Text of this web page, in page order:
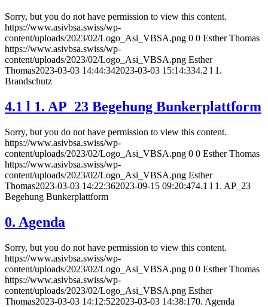
Sorry, but you do not have permission to view this content.
https://www.asivbsa.swiss/wp-
content/uploads/2023/02/Logo_Asi_VBSA.png 0 0 Esther Thomas
https://www.asivbsa.swiss/wp-
content/uploads/2023/02/Logo_Asi_VBSA.png Esther
Thomas2023-03-03 14:44:342023-03-03 15:14:334.2 l 1.
Brandschutz
4.1 l 1. AP_23 Begehung Bunkerplattform
Sorry, but you do not have permission to view this content.
https://www.asivbsa.swiss/wp-
content/uploads/2023/02/Logo_Asi_VBSA.png 0 0 Esther Thomas
https://www.asivbsa.swiss/wp-
content/uploads/2023/02/Logo_Asi_VBSA.png Esther
Thomas2023-03-03 14:22:362023-09-15 09:20:474.1 l 1. AP_23
Begehung Bunkerplattform
0. Agenda
Sorry, but you do not have permission to view this content.
https://www.asivbsa.swiss/wp-
content/uploads/2023/02/Logo_Asi_VBSA.png 0 0 Esther Thomas
https://www.asivbsa.swiss/wp-
content/uploads/2023/02/Logo_Asi_VBSA.png Esther
Thomas2023-03-03 14:12:522023-03-03 14:38:170. Agenda